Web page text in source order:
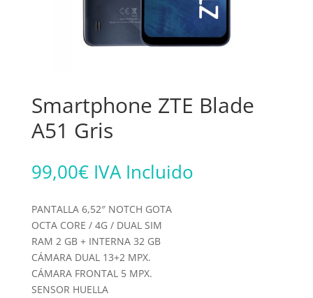
Smartphone ZTE Blade
A51 Gris
99,00€ IVA Incluido
PANTALLA 6,52″ NOTCH GOTA
OCTA CORE / 4G / DUAL SIM
RAM 2 GB + INTERNA 32 GB
CÁMARA DUAL 13+2 MPX.
CÁMARA FRONTAL 5 MPX.
SENSOR HUELLA